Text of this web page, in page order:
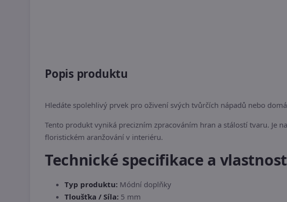
Popis produktu
Hledáte spolehlivý prvek pro oživení svých tvůrčích nápadů nebo
Tento produkt vyniká precizním zpracováním hran a stálostí tvaru. Je
floristickém aranžování v interiéru.
Technické specifikace a
Typ produktu: Módní doplňky
Tloušťka / Síla: 5 mm